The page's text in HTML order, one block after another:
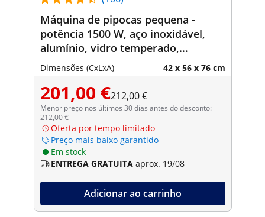
Máquina de pipocas pequena -
potência 1500 W, aço inoxidável,
alumínio, vidro temperado,
revestimento antiaderente
Dimensões (CxLxA) 42 x 56 x 76 cm
201,00 €212,00 €
Menor preço nos últimos 30 dias antes do desconto:
212,00 €
Oferta por tempo limitado
Preço mais baixo garantido
Em stock
ENTREGA GRATUITA aprox. 19/08
Adicionar ao carrinho